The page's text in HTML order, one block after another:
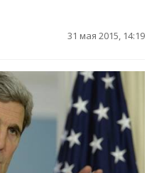
31 мая 2015, 14:19